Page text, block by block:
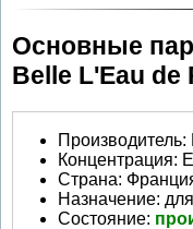
Основные
Belle L'Eau de
Производитель:
Концентрация:
Страна:
Назначение:
Состояние: